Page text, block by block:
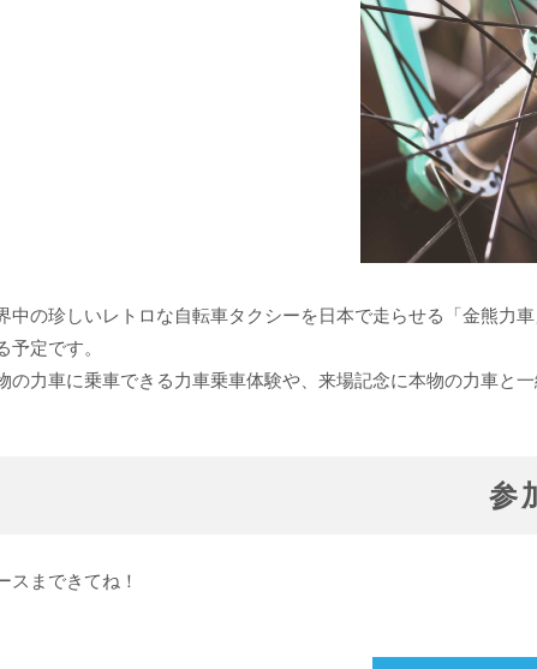
中の珍しいレトロな自転車タクシーを日本で走らせる「金熊力
予定です。
の力車に乗車できる力車乗車体験や、来場記念に本物の力車と
参
スまできてね！